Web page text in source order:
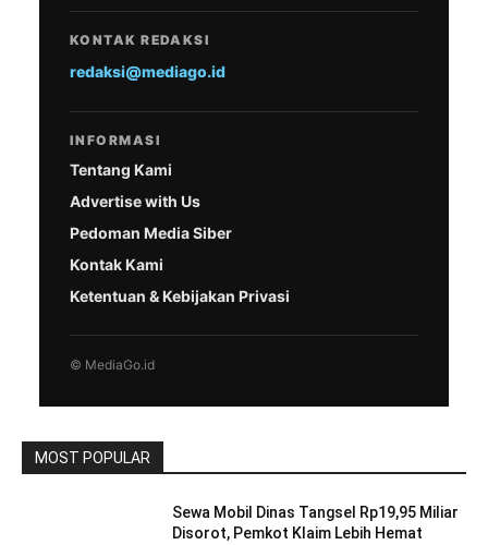
KONTAK REDAKSI
redaksi@mediago.id
INFORMASI
Tentang Kami
Advertise with Us
Pedoman Media Siber
Kontak Kami
Ketentuan & Kebijakan Privasi
© MediaGo.id
MOST POPULAR
Sewa Mobil Dinas Tangsel Rp19,95 Miliar
Disorot, Pemkot Klaim Lebih Hemat